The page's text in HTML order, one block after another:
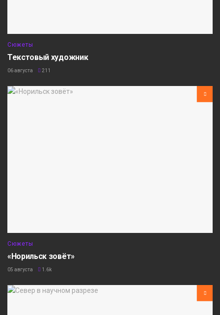
Сюжеты
Текстовый художник
06 августа 211
Сюжеты
«Норильск зовёт»
05 августа 1.6k